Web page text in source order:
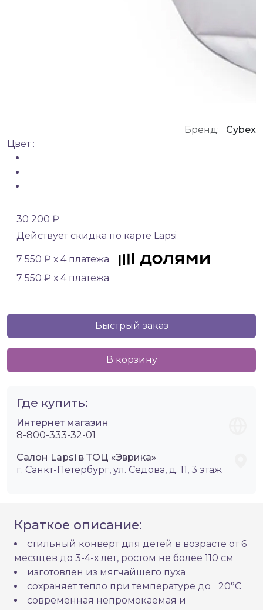
Бренд:
Cybex
Цвет :
30 200 ₽
Действует скидка по карте Lapsi
7 550 ₽ х 4 платежа
7 550 ₽ х 4 платежа
Быстрый заказ
В корзину
Где купить:
Интернет магазин
8-800-333-32-01
Салон Lapsi в ТОЦ «Эврика»
г. Санкт-Петербург, ул. Седова, д. 11, 3 этаж
Краткое описание:
стильный конверт для детей в возрасте от 6
месяцев до 3-4-х лет, ростом не более 110 см
изготовлен из мягчайшего пуха
сохраняет тепло при температуре до −20°C
современная непромокаемая и